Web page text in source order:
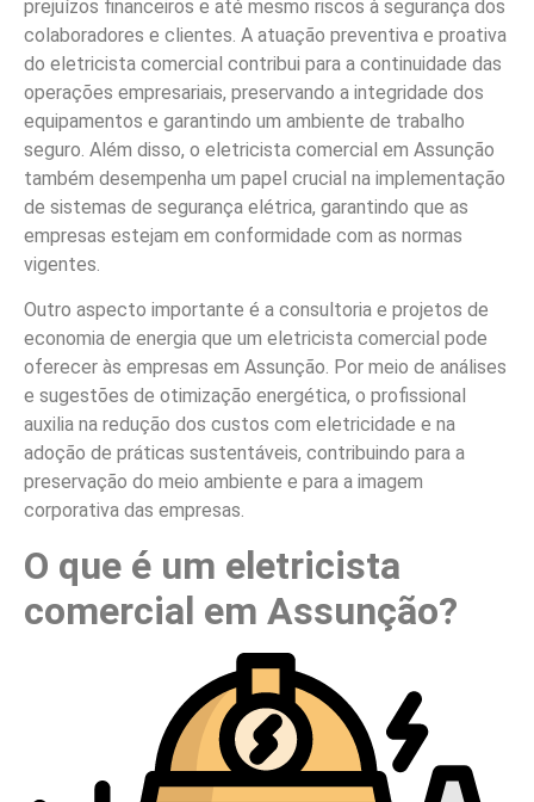
prejuízos financeiros e até mesmo riscos à segurança dos
colaboradores e clientes. A atuação preventiva e proativa
do eletricista comercial contribui para a continuidade das
operações empresariais, preservando a integridade dos
equipamentos e garantindo um ambiente de trabalho
seguro. Além disso, o eletricista comercial em Assunção
também desempenha um papel crucial na implementação
de sistemas de segurança elétrica, garantindo que as
empresas estejam em conformidade com as normas
vigentes.
Outro aspecto importante é a consultoria e projetos de
economia de energia que um eletricista comercial pode
oferecer às empresas em Assunção. Por meio de análises
e sugestões de otimização energética, o profissional
auxilia na redução dos custos com eletricidade e na
adoção de práticas sustentáveis, contribuindo para a
preservação do meio ambiente e para a imagem
corporativa das empresas.
O que é um eletricista
comercial em Assunção?